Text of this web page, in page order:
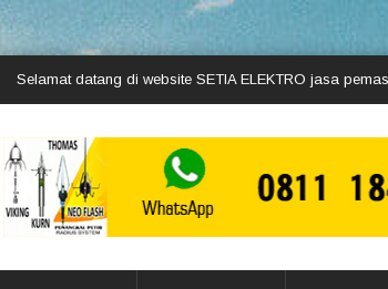
datang di website SETIA ELEKTRO jasa